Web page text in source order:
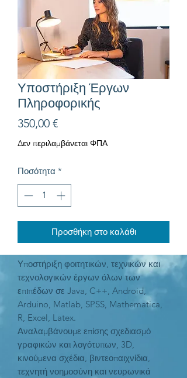
Υποστήριξη Έργων
Πληροφορικής
350,00 €Τιμή
Δεν περιλαμβάνεται ΦΠΑ
Ποσότητα *
Προσθήκη στο καλάθι
Υποστήριξη φοιτητικών, τεχνικών και
τεχνολογικών έργων όλων των
επιπέδων σε Java, C++, Android,
Arduino, Matlab, SPSS, Mathematica,
R, Excel, Latex.
Αναλαμβάνουμε επίσης σχεδιασμό
γραφικών και λογότυπων, 3D,
κινούμενα σχέδια, βιντεοπαιχνίδια,
τεχνητή νοημοσύνη και νευρωνικά